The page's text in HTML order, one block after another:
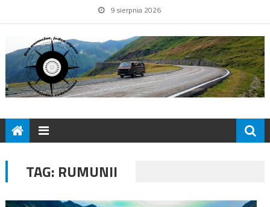
9 sierpnia 2026
TAG: RUMUNII